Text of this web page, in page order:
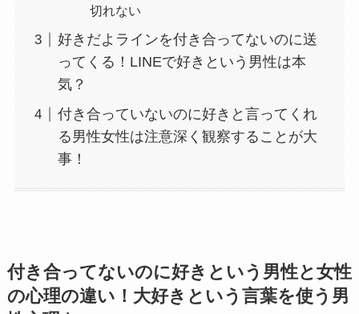
切れない
好きだよラインを付き合ってないのに送
ってくる！LINEで好きという男性は本
気？
付き合っていないのに好きと言ってくれ
る男性女性は注意深く観察することが大
事！
付き合ってないのに好きという男性と女性
の心理の違い！大好きという言葉を使う男